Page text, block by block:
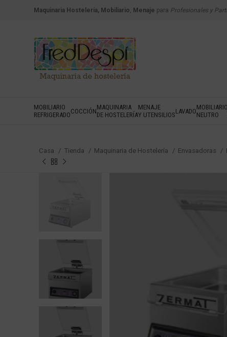
Maquinaria Hostelería, Mobiliario, Menaje para Profesionales y
MOBILIARIO
REFRIGERADOCOCCIÓNMAQUINARIA
DE HOSTELERÍA
MENAJE
Y UTENSILIOSLAVADOMOBILIARIO
NEUTRO
Casa Tienda Maquinaria de Hostelería Envasadoras